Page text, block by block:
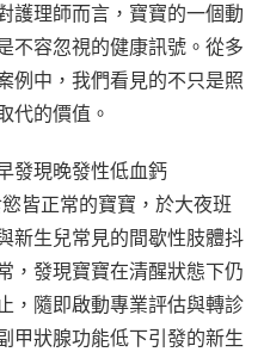
護理師而言，寶寶的一個動
不容忽視的健康訊號。從多
例中，我們看見的不只是照
代的價值。
發現晚發性低血鈣
皆正常的寶寶，於大夜班
新生兒常見的間歇性肢體抖
，發現寶寶在清醒狀態下仍
，隨即啟動專業評估與轉診
甲狀腺功能低下引發的新生